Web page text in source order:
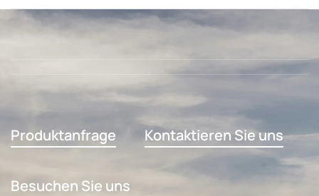
Produktanfrage Kontaktieren Sie uns
Besuchen Sie uns